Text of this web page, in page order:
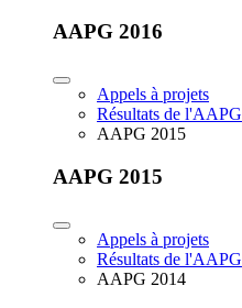
AAPG 2016
Appels à projets
Résultats de l'AAPG
AAPG 2015
AAPG 2015
Appels à projets
Résultats de l'AAPG
AAPG 2014